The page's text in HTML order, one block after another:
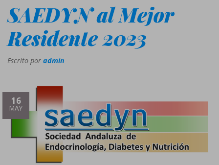
SAEDYN al Mejor
Residente 2023
Escrito por admin
16
MAY